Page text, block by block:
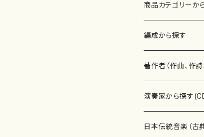
商品カテゴリーか
楽譜
書籍
書籍
テキストブック
CD・DVD
チケット
編成から探す
邦楽器
箏・琴（ソロ）
箏・琴（合奏）
合唱
混声合唱
歌・声
著作者（作曲、作詩
あ行
青木省三(アオキ ショ
か行
演奏家から探す
邦楽（箏、三味線
日本伝統音楽（古